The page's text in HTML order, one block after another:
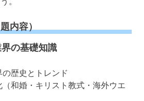
内容）
の基礎知識
歴史とトレンド
和婚・キリスト教式・海外ウエ